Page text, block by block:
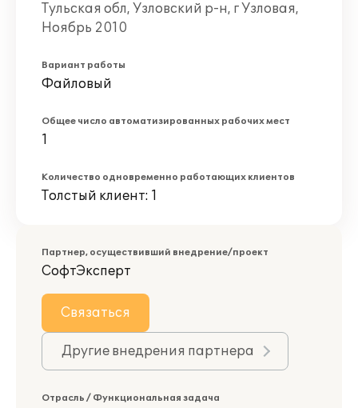
Тульская обл, Узловский р-н, г Узловая,
Ноябрь 2010
Вариант работы
Файловый
Общее число автоматизированных рабочих мест
1
Количество одновременно работающих клиентов
Толстый клиент: 1
Партнер, осуществивший внедрение/проект
СофтЭксперт
Связаться
Другие внедрения партнера
Отрасль / Функциональная задача